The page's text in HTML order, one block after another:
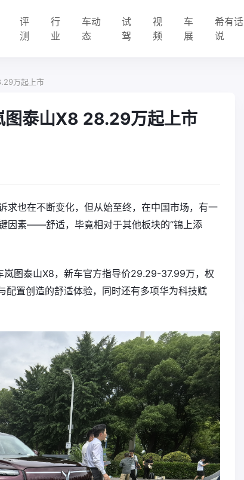
评
测
行
业
车动
态
试
驾
视
频
车
展
希有话
说
万起上市
图泰山X8 28.29万起上市
求也在不断变化，但从始至终，在中国市场，有一
因素——舒适，毕竟相对于其他板块的“锦上添
岚图泰山X8，新车官方指导价29.29-37.99万，权
置创造的舒适体验，同时还有多项华为科技赋